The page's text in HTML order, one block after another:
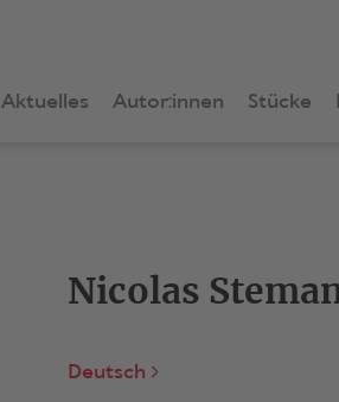
Aktuelles Autor:innen Stücke
Nicolas
Deutsch